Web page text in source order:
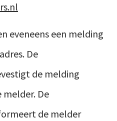
eveneens een melding
De
de melding
melder. De
de melder